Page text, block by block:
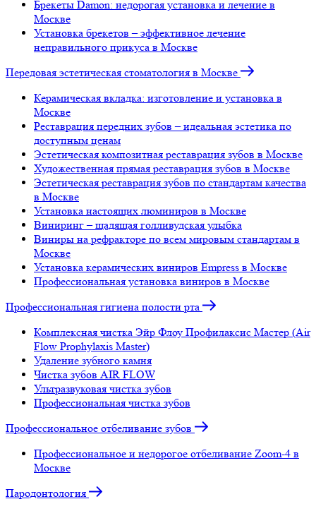
Брекеты Damon: недорогая установка и лечение в
Москве
Установка брекетов – эффективное лечение
неправильного прикуса в Москве
Передовая эстетическая стоматология в Москве
Керамическая вкладка: изготовление и установка в
Москве
Реставрация передних зубов – идеальная эстетика по
доступным ценам
Эстетическая композитная реставрация зубов в Москве
Художественная прямая реставрация зубов в Москве
Эстетическая реставрация зубов по стандартам качества
в Москве
Установка настоящих люминиров в Москве
Виниринг – щадящая голливудская улыбка
Виниры на рефракторе по всем мировым стандартам в
Москве
Установка керамических виниров Empress в Москве
Профессиональная установка виниров в Москве
Профессиональная гигиена полости рта
Комплексная чистка Эйр Флоу Профилаксис Мастер (Air
Flow Prophylaxis Master)
Удаление зубного камня
Чистка зубов AIR FLOW
Ультразвуковая чистка зубов
Профессиональная чистка зубов
Профессиональное отбеливание зубов
Профессиональное и недорогое отбеливание Zoom-4 в
Москве
Пародонтология